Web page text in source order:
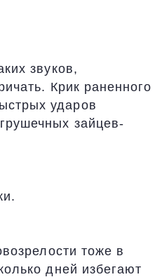
звуков,
Крик раненного
ударов
зайцев-
тоже в
дней избегают